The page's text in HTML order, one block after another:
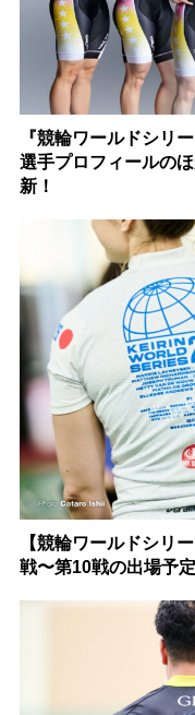
『競輪ワールドシリ
選手プロフィールの
新！
【競輪ワールドシリ
戦〜第10戦の出場予